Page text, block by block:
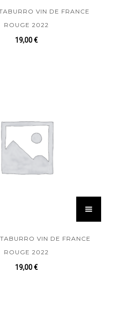
VIN DE FRANCE
ROUGE 2022
19,00€
VIN DE FRANCE
ROUGE 2022
19,00€